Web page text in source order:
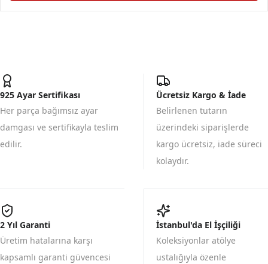
925 Ayar Sertifikası
Her parça bağımsız ayar
damgası ve sertifikayla teslim
edilir.
Ücretsiz Kargo & İade
Belirlenen tutarın
üzerindeki siparişlerde
kargo ücretsiz, iade süreci
kolaydır.
2 Yıl Garanti
Üretim hatalarına karşı
kapsamlı garanti güvencesi
İstanbul'da El İşçiliği
Koleksiyonlar atölye
ustalığıyla özenle